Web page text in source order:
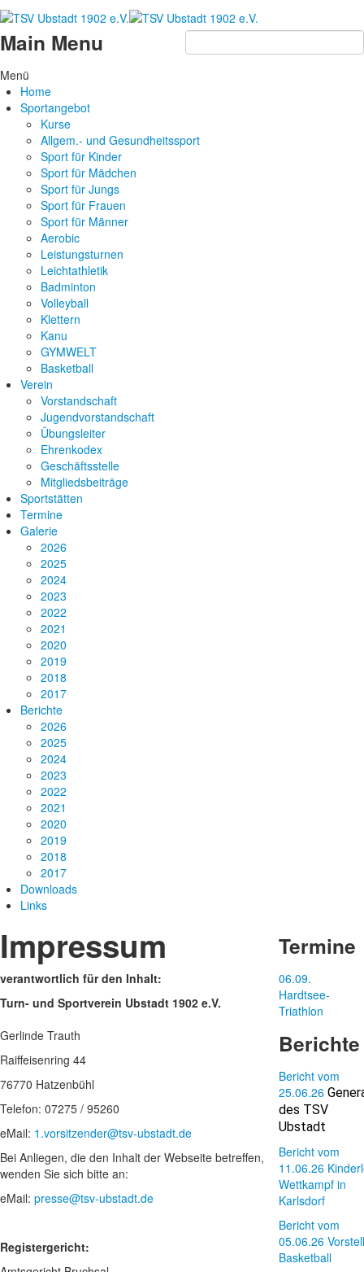
Main Menu
Menü
Home
Sportangebot
Kurse
Allgem.- und Gesundheitssport
Sport für Kinder
Sport für Mädchen
Sport für Jungs
Sport für Frauen
Sport für Männer
Aerobic
Leistungsturnen
Leichtathletik
Badminton
Volleyball
Klettern
Kanu
GYMWELT
Basketball
Verein
Vorstandschaft
Jugendvorstandschaft
Übungsleiter
Ehrenkodex
Geschäftsstelle
Mitgliedsbeiträge
Sportstätten
Termine
Galerie
2026
2025
2024
2023
2022
2021
2020
2019
2018
2017
Berichte
2026
2025
2024
2023
2022
2021
2020
2019
2018
2017
Downloads
Links
Impressum
verantwortlich für den Inhalt:
Turn- und Sportverein Ubstadt 1902 e.V.
Gerlinde Trauth
Raiffeisenring 44
76770 Hatzenbühl
Telefon: 07275 / 95260
eMail: 1.vorsitzender@tsv-ubstadt.de
Bei Anliegen, die den Inhalt der Webseite betreffen,
wenden Sie sich bitte an:
eMail: presse@tsv-ubstadt.de
Registergericht:
Termine
06.09.
Hardtsee-
Triathlon
Berichte
Bericht vom
25.06.26
des TSV
Ubstadt
Bericht vom
11.06.26
Wettkampf in
Karlsdorf
Bericht vom
05.06.26
Basketball